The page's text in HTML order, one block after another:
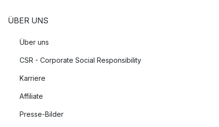
ÜBER UNS
Über uns
CSR - Corporate Social Responsibility
Karriere
Affiliate
Presse-Bilder